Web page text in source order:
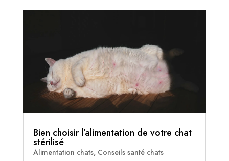
Bien choisir l’alimentation de votre chat
stérilisé
Alimentation chats, Conseils santé chats